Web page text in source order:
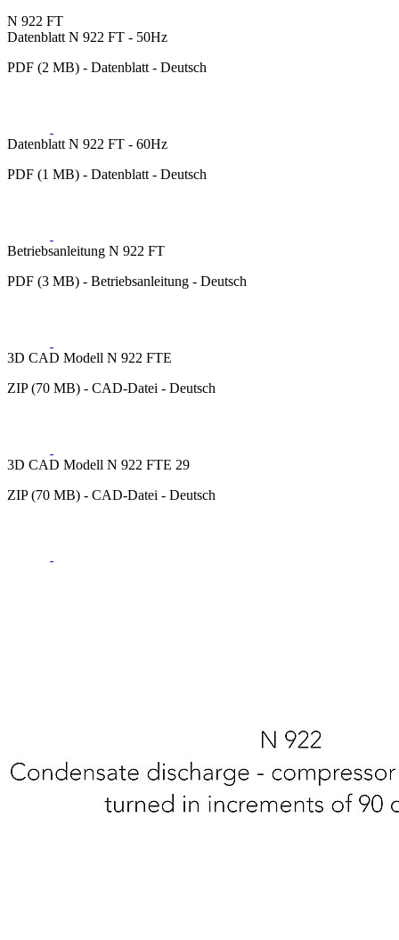
N 922 FT
Datenblatt N 922 FT - 50Hz
PDF (2 MB) - Datenblatt - Deutsch
Datenblatt N 922 FT - 60Hz
PDF (1 MB) - Datenblatt - Deutsch
Betriebsanleitung N 922 FT
PDF (3 MB) - Betriebsanleitung - Deutsch
3D CAD Modell N 922 FTE
ZIP (70 MB) - CAD-Datei - Deutsch
3D CAD Modell N 922 FTE 29
ZIP (70 MB) - CAD-Datei - Deutsch